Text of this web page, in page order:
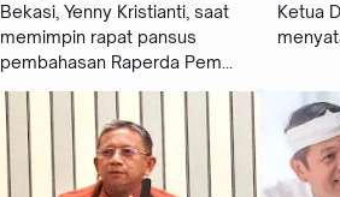
Bekasi, Yenny Kristianti, saat
memimpin rapat pansus
pembahasan Raperda Pem
Ketua